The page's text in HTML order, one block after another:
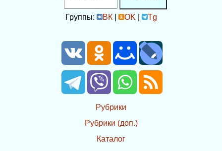
Группы: ВК| OK Tg
Рубрики
Рубрики (доп.)
Каталог